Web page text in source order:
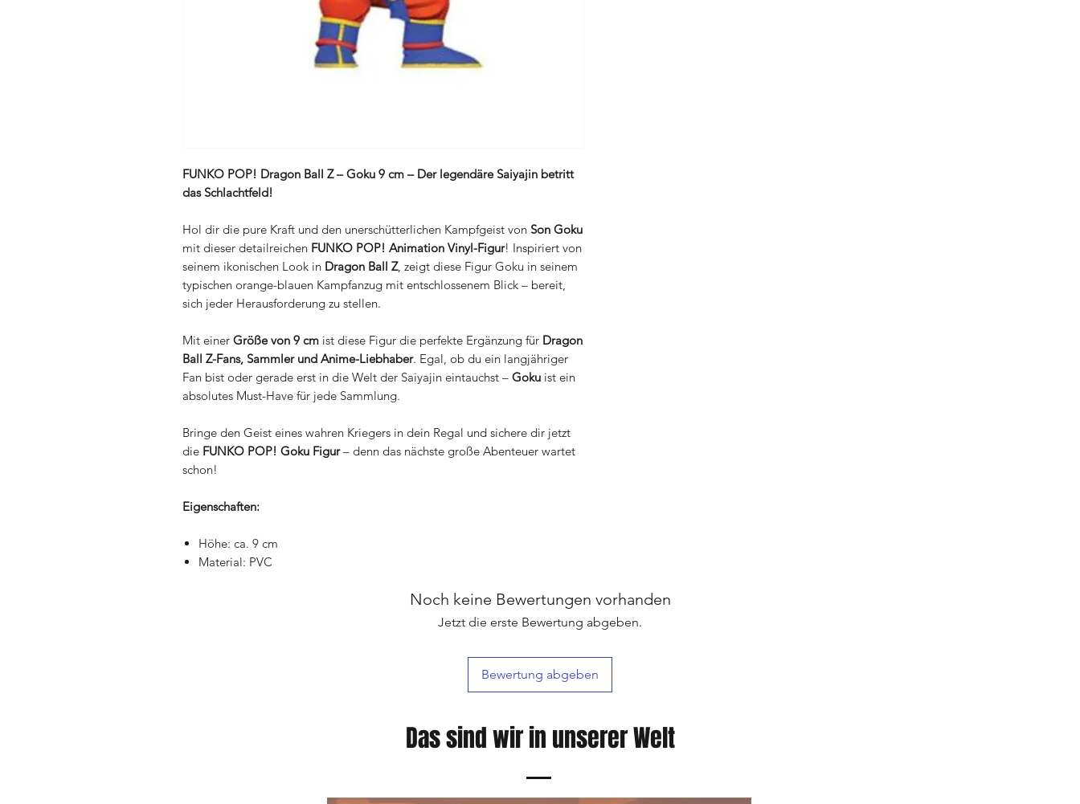
FUNKO POP! Dragon Ball Z – Goku 9 cm – Der legendäre Saiyajin betritt
das Schlachtfeld!
Hol dir die pure Kraft und den unerschütterlichen Kampfgeist von Son Goku
mit dieser detailreichen FUNKO POP! Animation Vinyl-Figur! Inspiriert von
seinem ikonischen Look in Dragon Ball Z, zeigt diese Figur Goku in seinem
typischen orange-blauen Kampfanzug mit entschlossenem Blick – bereit,
sich jeder Herausforderung zu stellen.
Mit einer Größe von 9 cm ist diese Figur die perfekte Ergänzung für Dragon
Ball Z-Fans, Sammler und Anime-Liebhaber. Egal, ob du ein langjähriger
Fan bist oder gerade erst in die Welt der Saiyajin eintauchst – Goku ist ein
absolutes Must-Have für jede Sammlung.
Bringe den Geist eines wahren Kriegers in dein Regal und sichere dir jetzt
die FUNKO POP! Goku Figur– denn das nächste große Abenteuer wartet
schon!
Eigenschaften:
Höhe: ca. 9 cm
Material: PVC
Noch keine Bewertungen vorhanden
Jetzt die erste Bewertung abgeben.
Bewertung abgeben
Das sind wir in unserer Welt